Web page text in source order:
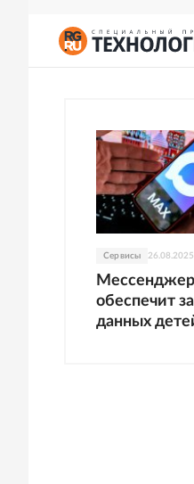
Сервисы 26.08.2025
обеспечит
данных